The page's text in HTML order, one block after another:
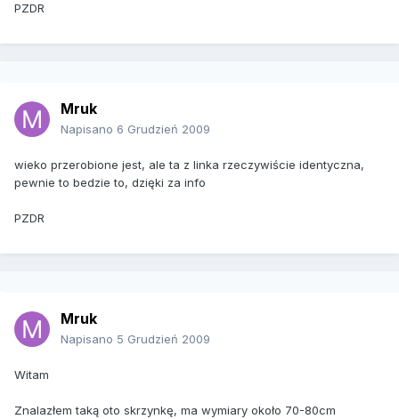
PZDR
Mruk
Napisano 6 Grudzień 2009
wieko przerobione jest, ale ta z linka rzeczywiście identyczna,
pewnie to bedzie to, dzięki za info
PZDR
Mruk
Napisano 5 Grudzień 2009
Witam
Znalazłem taką oto skrzynkę, ma wymiary około 70-80cm